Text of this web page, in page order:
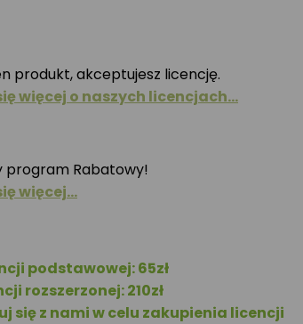
produkt, akceptujesz licencję.
więcej o naszych licencjach…
program Rabatowy!
więcej…
podstawowej: 65zł
rozszerzonej: 210zł
się z nami w celu zakupienia licencji